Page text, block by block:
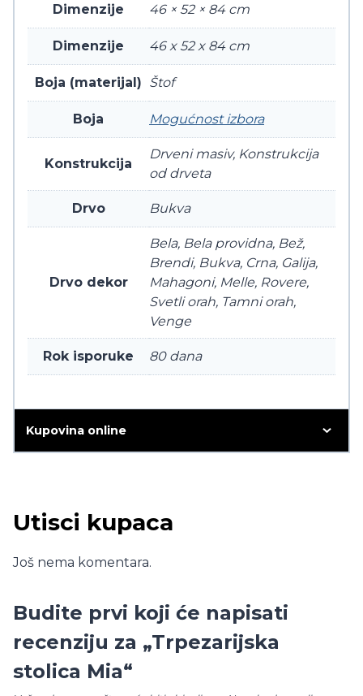
Dimenzije 46 × 52 × 84 cm
Dimenzije 46 x 52 x 84 cm
Boja (materijal) Štof
Boja Mogućnost izbora
Konstrukcija
Drveni masiv, Konstrukcija
od drveta
Drvo Bukva
Drvo dekor
Bela, Bela providna, Bež,
Brendi, Bukva, Crna, Galija,
Mahagoni, Melle, Rovere,
Svetli orah, Tamni orah,
Venge
Rok isporuke 80 dana
Kupovina online
Utisci kupaca
Još nema komentara.
Budite prvi koji će napisati
recenziju za „Trpezarijska
stolica Mia“